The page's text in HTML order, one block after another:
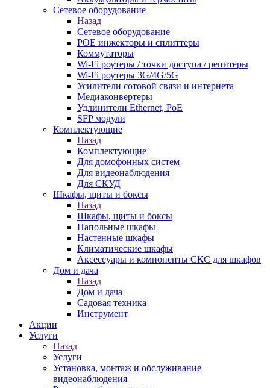
Сетевое оборудование
Назад
Сетевое оборудование
POE инжекторы и сплиттеры
Коммутаторы
Wi-Fi роутеры / точки доступа / репитеры
Wi-Fi роутеры 3G/4G/5G
Усилители сотовой связи и интернета
Медиаконвертеры
Удлинители Ethernet, PoE
SFP модули
Комплектующие
Назад
Комплектующие
Для домофонных систем
Для видеонаблюдения
Для СКУД
Шкафы, щиты и боксы
Назад
Шкафы, щиты и боксы
Напольные шкафы
Настенные шкафы
Климатические шкафы
Аксессуары и компоненты СКС для шкафов
Дом и дача
Назад
Дом и дача
Садовая техника
Инструмент
Акции
Услуги
Назад
Услуги
Установка, монтаж и обслуживание
видеонаблюдения